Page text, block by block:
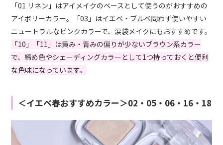
「01 リネン」はアイメイクのベースとして使うのがおすすめの
アイボリーカラー。「03」はイエベ・ブルベ問わず使いやすい
ニュートラルなピンクカラーで、涙袋メイクにもおすすめです。
「10」「11」は黄み・青みの偏りが少ないブラウン系カラー
で、締め色やシェーディングカラーとして1つ持っておくと便利
な色味になっています。
＜イエベ春おすすめカラー＞02・05・06・16・18